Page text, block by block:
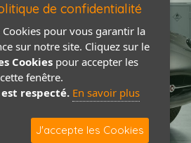
de confidentialité
pour vous garantir la
sur notre site. Cliquez sur le
Cookies pour accepter les
fenêtre.
respecté. En savoir plus
J'accepte les Cookies